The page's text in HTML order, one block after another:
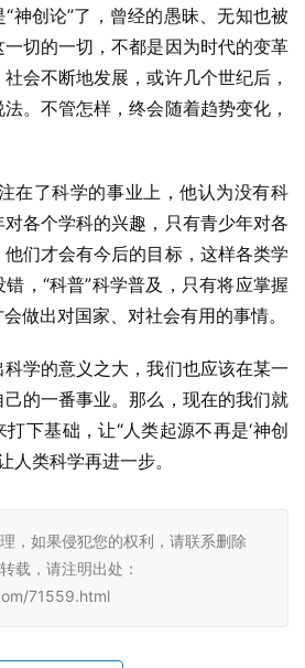
神创论”了，曾经的愚昧、无知也被
切的一切，不都是因为时代的变革
会不断地发展，或许几个世纪后，
。不管怎样，终会随着趋势变化，
在了科学的事业上，他认为没有科
各个学科的兴趣，只有青少年对各
们才会有今后的目标，这样各类学
，“科普”科学普及，只有将应掌握
做出对国家、对社会有用的事情。
学的意义之大，我们也应该在某一
的一番事业。那么，现在的我们就
下基础，让“人类起源不再是‘神创
人类科学再进一步。
，如果侵犯您的权利，请联系删除
载，请注明出处：
71559.html